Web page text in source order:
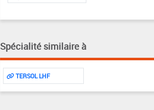
Spécialité similaire à
TERSOL LHF